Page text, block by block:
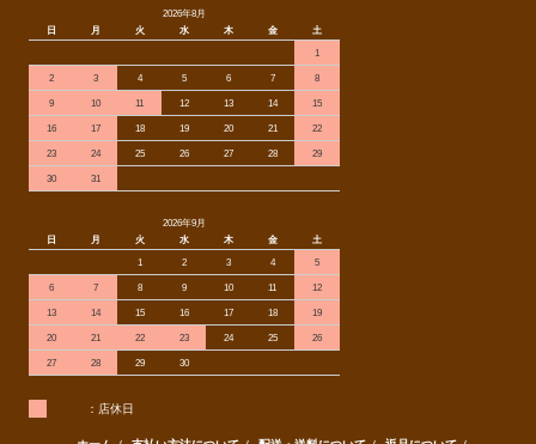
2026年8月
日
月 火 水 木 金
土
1
2 3 4 5 6 7 8
9 10 11 12 13 14 15
16 17 18 19 20 21 22
23 24 25 26 27 28 29
30 31
2026年9月
日
月 火 水 木 金
土
1
2 3 4 5
6 7 8 9 10 11 12
13 14 15 16 17 18 19
20 21 22 23 24 25 26
27 28 29 30
：店休日